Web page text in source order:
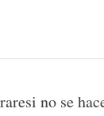
no se